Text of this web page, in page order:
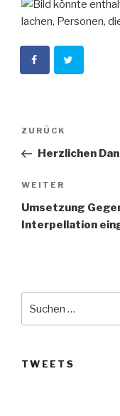
Vorheriger
Beitrag
ZURÜCK
Herzlichen
Nächster
Beitrag
WEITER
Umsetzung
Interpellation
nach:
TWEETS